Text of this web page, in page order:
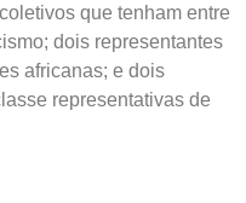
que tenham entre
dois representantes
africanas; e dois
representativas de